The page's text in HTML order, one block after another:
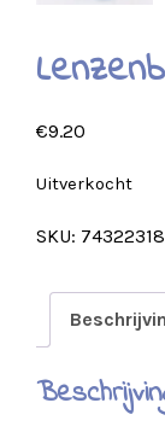
€9.20
Uitverkocht
SKU: